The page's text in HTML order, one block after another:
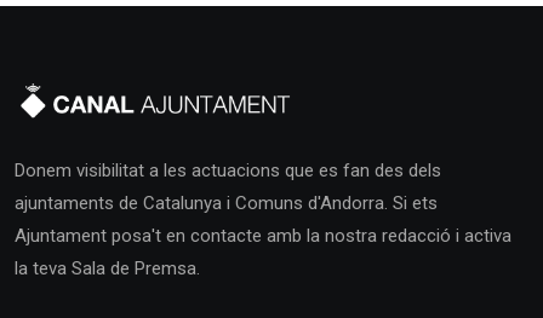
Donem visibilitat a les actuacions que es fan des dels
ajuntaments de Catalunya i Comuns d'Andorra. Si ets
Ajuntament posa't en contacte amb la nostra redacció i activa
la teva Sala de Premsa.